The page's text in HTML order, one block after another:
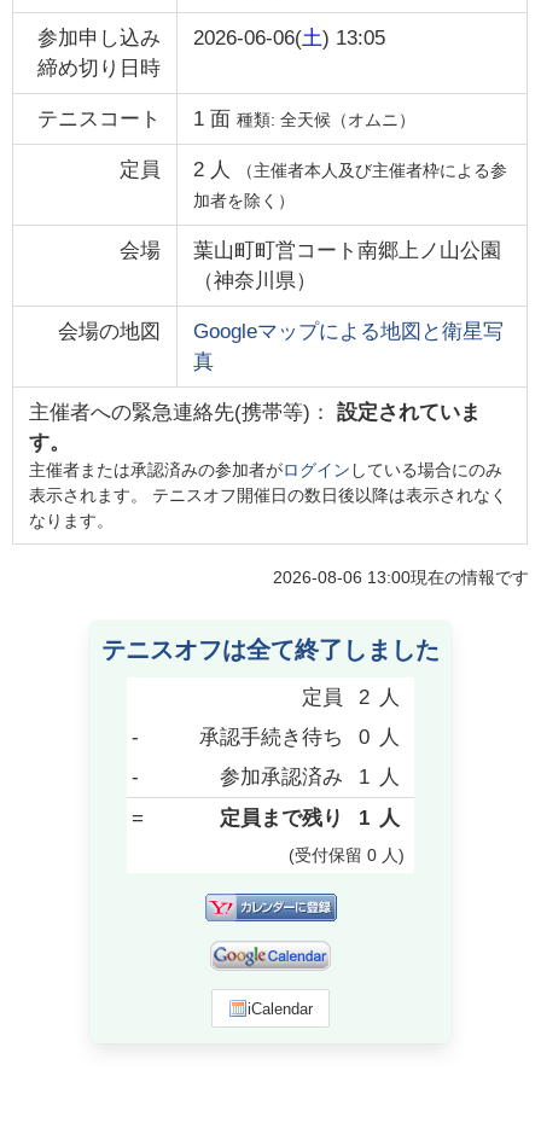
参加申し込み
締め切り日時
2026-06-06(土) 13:05
テニスコート 1面 種類: 全天候（オムニ）
定員 2 人
（主催者本人及び主催者枠による参
加者を除く）
会場
葉山町町営コート南郷上ノ山公園
（神奈川県）
会場の地図
Googleマップによる地図と衛星写
真
主催者への緊急連絡先(携帯等)： 設定されていま
す。
主催者または承認済みの参加者がログイン している場合にのみ
表示されます。 テニスオフ開催日の数日後以降は表示されなく
なります。
2026-08-06 13:00現在の情報です
テニスオフは全て終了しました
定員 2 人
-
承認手続き待ち 0 人
-
参加承認済み 1 人
=
定員まで残り 1 人
(受付保留 0 人)
iCalendar